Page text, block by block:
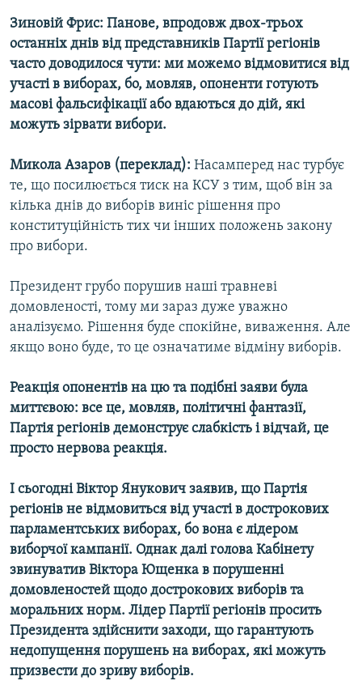
Зиновій Фрис: Панове, впродовж двох-трьох
останніх днів від представників Партії регіонів
часто доводилося чути: ми можемо відмовитися від
участі в виборах, бо, мовляв, опоненти готують
масові фальсифікації або вдаються до дій, які
можуть зірвати вибори.
Микола Азаров (переклад): Насамперед нас турбує
те, що посилюється тиск на КСУ з тим, щоб він за
кілька днів до виборів виніс рішення про
конституційність тих чи інших положень закону
про вибори.
Президент грубо порушив наші травневі
домовленості, тому ми зараз дуже уважно
аналізуємо. Рішення буде спокійне, виваження. Але
якщо воно буде, то це означатиме відміну виборів.
Реакція опонентів на цю та подібні заяви була
миттєвою: все це, мовляв, політичні фантазії,
Партія регіонів демонструє слабкість і відчай, це
просто нервова реакція.
І сьогодні Віктор Янукович заявив, що Партія
регіонів не відмовиться від участі в дострокових
парламентських виборах, бо вона є лідером
виборчої кампанії. Однак далі голова Кабінету
звинуватив Віктора Ющенка в порушенні
домовленостей щодо дострокових виборів та
моральних норм. Лідер Партії регіонів просить
Президента здійснити заходи, що гарантують
недопущення порушень на виборах, які можуть
призвести до зриву виборів.